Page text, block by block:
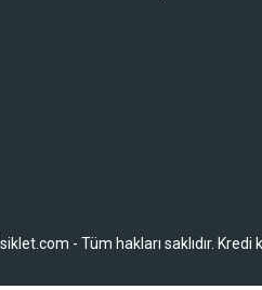
- Tüm hakları saklıdır. Kredi